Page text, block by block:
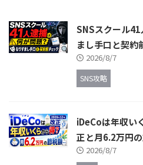
SNSスクール
まし手口と契約
2026/8/7
SNS攻略
iDeCoは年収い
正と月6.2万円
2026/8/7